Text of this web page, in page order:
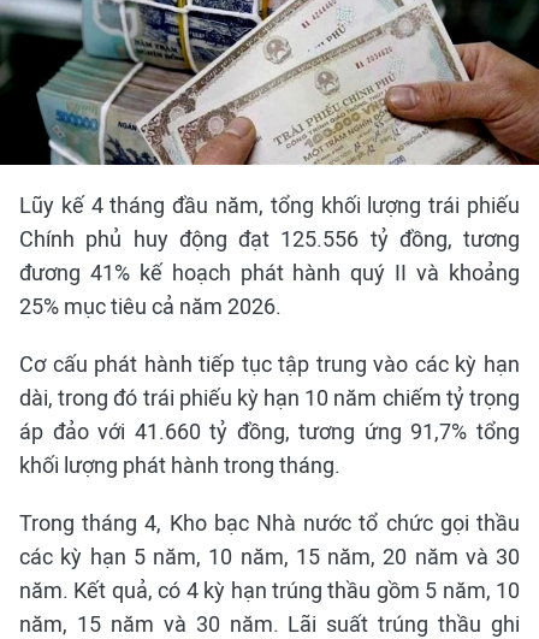
Lũy kế 4 tháng đầu năm, tổng khối lượng trái phiếu
Chính phủ huy động đạt 125.556 tỷ đồng, tương
đương 41% kế hoạch phát hành quý II và khoảng
25% mục tiêu cả năm 2026.
Cơ cấu phát hành tiếp tục tập trung vào các kỳ hạn
dài, trong đó trái phiếu kỳ hạn 10 năm chiếm tỷ trọng
áp đảo với 41.660 tỷ đồng, tương ứng 91,7% tổng
khối lượng phát hành trong tháng.
Trong tháng 4, Kho bạc Nhà nước tổ chức gọi thầu
các kỳ hạn 5 năm, 10 năm, 15 năm, 20 năm và 30
năm. Kết quả, có 4 kỳ hạn trúng thầu gồm 5 năm, 10
năm, 15 năm và 30 năm. Lãi suất trúng thầu ghi